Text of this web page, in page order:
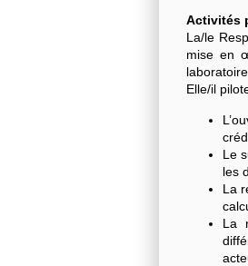
Activités
La/le
mise en
Elle/il
Le
les
La
La